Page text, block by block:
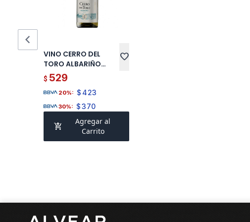
VINO CERRO DEL
TORO ALBARIÑO
ATLANTICO 750 ML
favorite
$ 529
20%: $ 423
30%: $370
add_shopping_cart
Agregar al
Carrito
chevron_left